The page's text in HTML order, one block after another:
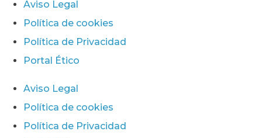
Aviso Legal
Política de cookies
Política de Privacidad
Portal Ético
Aviso Legal
Política de cookies
Política de Privacidad